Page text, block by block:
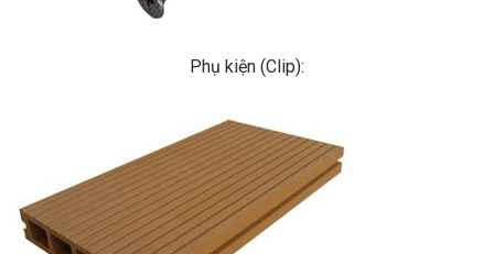
Phụ kiện (Clip):